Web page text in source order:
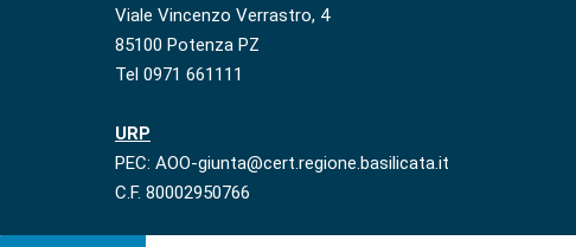
Viale Vincenzo Verrastro, 4
85100 Potenza PZ
Tel 0971 661111
URP
PEC: AOO-giunta@cert.regione.basilicata.it
C.F. 80002950766